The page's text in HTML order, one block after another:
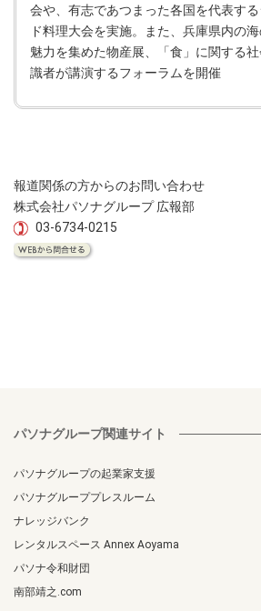
会や、有志であつまった各国を代表す
ド料理大会を実施。また、兵庫県内の
魅力を集めた物産展、「食」に関する
識者が講演するフォーラムを開催
報道関係の方からのお問い合わせ
株式会社パソナグループ 広報部
03-6734-0215
パソナグループ関連サイト
パソナグループの起業家支援
パソナグループプレスルーム
ナレッジバンク
レンタルスペース Annex Aoyama
パソナ令和財団
南部靖之.com